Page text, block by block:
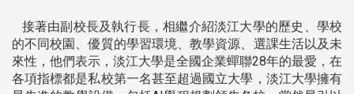
接著由副校長及執行長，相繼介紹淡江大學的歷史、學校
的不同校園、優質的學習環境、教學資源、選課生活以及未
來性，他們表示，淡江大學是全國企業蟬聯28年的最愛，在
各項指標都是私校第一名甚至超過國立大學，淡江大學擁有